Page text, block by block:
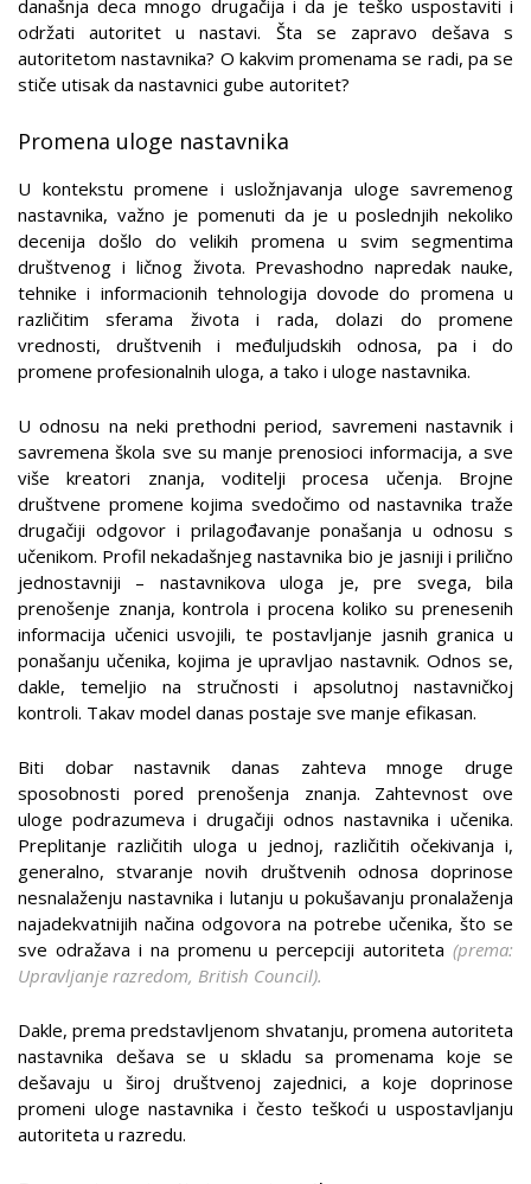
današnja deca mnogo drugačija i da je teško uspostaviti i
održati autoritet u nastavi. Šta se zapravo dešava s
autoritetom nastavnika? O kakvim promenama se radi, pa se
stiče utisak da nastavnici gube autoritet?
Promena uloge nastavnika
U kontekstu promene i usložnjavanja uloge savremenog
nastavnika, važno je pomenuti da je u poslednjih nekoliko
decenija došlo do velikih promena u svim segmentima
društvenog i ličnog života. Prevashodno napredak nauke,
tehnike i informacionih tehnologija dovode do promena u
različitim sferama života i rada, dolazi do promene
vrednosti, društvenih i međuljudskih odnosa, pa i do
promene profesionalnih uloga, a tako i uloge nastavnika.
U odnosu na neki prethodni period, savremeni nastavnik i
savremena škola sve su manje prenosioci informacija, a sve
više kreatori znanja, voditelji procesa učenja. Brojne
društvene promene kojima svedočimo od nastavnika traže
drugačiji odgovor i prilagođavanje ponašanja u odnosu s
učenikom. Profil nekadašnjeg nastavnika bio je jasniji i prilično
jednostavniji – nastavnikova uloga je, pre svega, bila
prenošenje znanja, kontrola i procena koliko su prenesenih
informacija učenici usvojili, te postavljanje jasnih granica u
ponašanju učenika, kojima je upravljao nastavnik. Odnos se,
dakle, temeljio na stručnosti i apsolutnoj nastavničkoj
kontroli. Takav model danas postaje sve manje efikasan.
Biti dobar nastavnik danas zahteva mnoge druge
sposobnosti pored prenošenja znanja. Zahtevnost ove
uloge podrazumeva i drugačiji odnos nastavnika i učenika.
Preplitanje različitih uloga u jednoj, različitih očekivanja i,
generalno, stvaranje novih društvenih odnosa doprinose
nesnalaženju nastavnika i lutanju u pokušavanju pronalaženja
najadekvatnijih načina odgovora na potrebe učenika, što se
sve odražava i na promenu u percepciji autoriteta (prema:
Upravljanje razredom, British Council).
Dakle, prema predstavljenom shvatanju, promena autoriteta
nastavnika dešava se u skladu sa promenama koje se
dešavaju u široj društvenoj zajednici, a koje doprinose
promeni uloge nastavnika i često teškoći u uspostavljanju
autoriteta u razredu.